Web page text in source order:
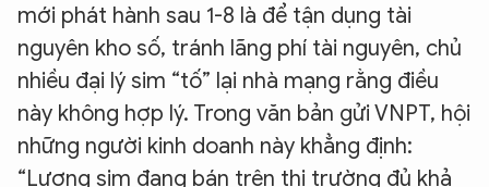
mới phát hành sau 1-8 là để tận dụng tài
nguyên kho số, tránh lãng phí tài nguyên, chủ
nhiều đại lý sim “tố” lại nhà mạng rằng điều
này không hợp lý. Trong văn bản gửi VNPT, hội
những người kinh doanh này khẳng định:
“Lượng sim đang bán trên thị trường đủ khả